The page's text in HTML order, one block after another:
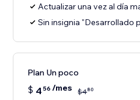
Actualizar una vez al día
Sin insignia "Desarrollado
Plan Un poco
$ 4 56 /mes $480